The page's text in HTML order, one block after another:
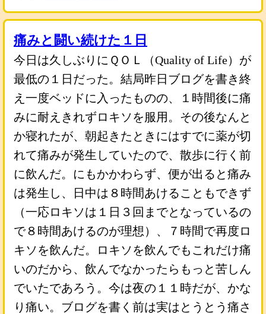
痛みと闘い続けた１日
今日は久しぶりにＱＯＬ（Quality of Life）が
最低の１日だった。結局昨日ブログを書き終
え一度ベッドに入ったものの、１時間後に痛
みに耐えきれずロキソを服用。その後なんと
か寝れたが、朝起きたときにはすでに薬が切
れて痛みが発生していたので、散歩に行く前
に飲んだ。にもかかわらず、便が出ると痛み
は発生し、日中は８時間あけることもできず
（一応ロキソは１日３回までとなっているの
で８時間あけるのが理想）、７時間で再度ロ
キソを飲んだ。ロキソを飲んでもこれだけ痛
いのだから、飲んでなかったらもっと苦しん
でいたであろう。今は夜の１１時だが、かな
り痛い。ブログを書く前は実はとうとう痛さ